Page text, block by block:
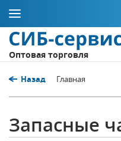
Оптовая торговля
Назад Главная
Запасные